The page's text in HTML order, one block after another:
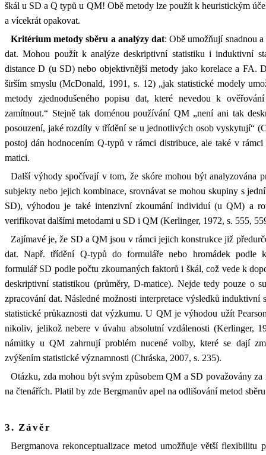
škál u SD a Q typů u QM! Obě metody lze použít k heuristickým
a vícekrát opakovat.
Kritérium metody sběru a analýzy dat: Obě umožňují snadnou
dat. Mohou použít k analýze deskriptivní statistiku i induktivní
distance D (u SD) nebo objektivnější metody jako korelace a FA.
širším smyslu (McDonald, 1991, s. 12) „jak statistické modely
metody zjednodušeného popisu dat, které nevedou k
zamítnout.“ Stejně tak doménou používání QM „není ani tak
posouzení, jaké rozdíly v třídění se u jednotlivých osob vyskytují“
postoj dán hodnocením Q-typů v rámci distribuce, ale také v
matici.
Další výhody spočívají v tom, že skóre mohou být analyzována
subjekty nebo jejich kombinace, srovnávat se mohou skupiny s
SD), výhodou je také intenzivní zkoumání individuí (u QM) a
verifikovat dalšími metodami u SD i QM (Kerlinger, 1972, s. 555,
Zajímavé je, že SD a QM jsou v rámci jejich konstrukce již
dat. Např. třídění Q-typů do formuláře nebo hromádek podle
formulář SD podle počtu zkoumaných faktorů i škál, což vede k
deskriptivní statistikou (průměry, D-matice). Nejde tedy pouze o
zpracování dat. Následné možnosti interpretace výsledků induktivní
statistické průkaznosti dat výzkumu. U QM je výhodou užít
nikoliv, jelikož nebere v úvahu absolutní vzdálenosti (Kerlinger,
námitky u QM zahrnují problém nucené volby, které se dají
zvýšením statistické významnosti (Chráska, 2007, s. 235).
Otázku, zda mohou být svým způsobem QM a SD považovány za
na čtenářích. Platil by zde Bergmanův apel na odlišování metod
3. Závěr
Bergmanova rekonceptualizace metod umožňuje větší flexibilitu